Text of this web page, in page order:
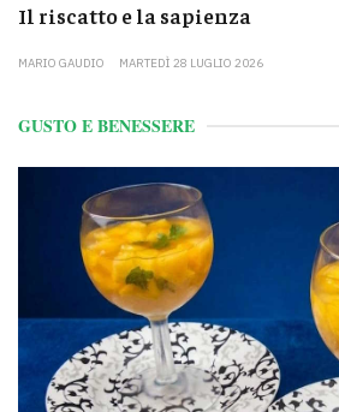
Il riscatto e la sapienza
MARIO GAUDIO MARTEDÌ 28 LUGLIO 2026
GUSTO E BENESSERE